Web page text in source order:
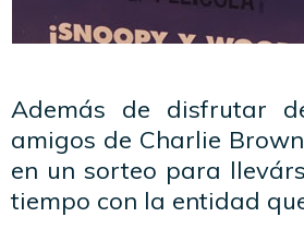
Además de disfrutar
amigos de Charlie
en un sorteo para
tiempo con la entidad